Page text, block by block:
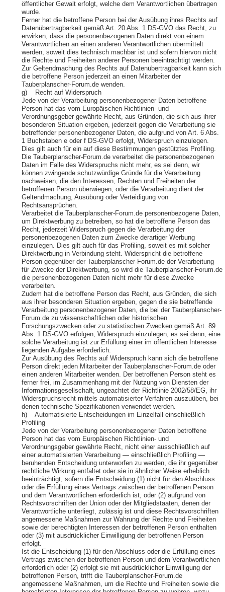
öffentlicher Gewalt erfolgt, welche dem Verantwortlichen übertragen
wurde.
Ferner hat die betroffene Person bei der Ausübung ihres Rechts auf
Datenübertragbarkeit gemäß Art. 20 Abs. 1 DS-GVO das Recht, zu
erwirken, dass die personenbezogenen Daten direkt von einem
Verantwortlichen an einen anderen Verantwortlichen übermittelt
werden, soweit dies technisch machbar ist und sofern hiervon nicht
die Rechte und Freiheiten anderer Personen beeinträchtigt werden.
Zur Geltendmachung des Rechts auf Datenübertragbarkeit kann sich
die betroffene Person jederzeit an einen Mitarbeiter der
Tauberplanscher-Forum.de wenden.
g) Recht auf Widerspruch
Jede von der Verarbeitung personenbezogener Daten betroffene
Person hat das vom Europäischen Richtlinien- und
Verordnungsgeber gewährte Recht, aus Gründen, die sich aus ihrer
besonderen Situation ergeben, jederzeit gegen die Verarbeitung sie
betreffender personenbezogener Daten, die aufgrund von Art. 6 Abs.
1 Buchstaben e oder f DS-GVO erfolgt, Widerspruch einzulegen.
Dies gilt auch für ein auf diese Bestimmungen gestütztes Profiling.
Die Tauberplanscher-Forum.de verarbeitet die personenbezogenen
Daten im Falle des Widerspruchs nicht mehr, es sei denn, wir
können zwingende schutzwürdige Gründe für die Verarbeitung
nachweisen, die den Interessen, Rechten und Freiheiten der
betroffenen Person überwiegen, oder die Verarbeitung dient der
Geltendmachung, Ausübung oder Verteidigung von
Rechtsansprüchen.
Verarbeitet die Tauberplanscher-Forum.de personenbezogene Daten,
um Direktwerbung zu betreiben, so hat die betroffene Person das
Recht, jederzeit Widerspruch gegen die Verarbeitung der
personenbezogenen Daten zum Zwecke derartiger Werbung
einzulegen. Dies gilt auch für das Profiling, soweit es mit solcher
Direktwerbung in Verbindung steht. Widerspricht die betroffene
Person gegenüber der Tauberplanscher-Forum.de der Verarbeitung
für Zwecke der Direktwerbung, so wird die Tauberplanscher-Forum.de
die personenbezogenen Daten nicht mehr für diese Zwecke
verarbeiten.
Zudem hat die betroffene Person das Recht, aus Gründen, die sich
aus ihrer besonderen Situation ergeben, gegen die sie betreffende
Verarbeitung personenbezogener Daten, die bei der Tauberplanscher-
Forum.de zu wissenschaftlichen oder historischen
Forschungszwecken oder zu statistischen Zwecken gemäß Art. 89
Abs. 1 DS-GVO erfolgen, Widerspruch einzulegen, es sei denn, eine
solche Verarbeitung ist zur Erfüllung einer im öffentlichen Interesse
liegenden Aufgabe erforderlich.
Zur Ausübung des Rechts auf Widerspruch kann sich die betroffene
Person direkt jeden Mitarbeiter der Tauberplanscher-Forum.de oder
einen anderen Mitarbeiter wenden. Der betroffenen Person steht es
ferner frei, im Zusammenhang mit der Nutzung von Diensten der
Informationsgesellschaft, ungeachtet der Richtlinie 2002/58/EG, ihr
Widerspruchsrecht mittels automatisierter Verfahren auszuüben, bei
denen technische Spezifikationen verwendet werden.
h) Automatisierte Entscheidungen im Einzelfall einschließlich
Profiling
Jede von der Verarbeitung personenbezogener Daten betroffene
Person hat das vom Europäischen Richtlinien- und
Verordnungsgeber gewährte Recht, nicht einer ausschließlich auf
einer automatisierten Verarbeitung — einschließlich Profiling —
beruhenden Entscheidung unterworfen zu werden, die ihr gegenüber
rechtliche Wirkung entfaltet oder sie in ähnlicher Weise erheblich
beeinträchtigt, sofern die Entscheidung (1) nicht für den Abschluss
oder die Erfüllung eines Vertrags zwischen der betroffenen Person
und dem Verantwortlichen erforderlich ist, oder (2) aufgrund von
Rechtsvorschriften der Union oder der Mitgliedstaaten, denen der
Verantwortliche unterliegt, zulässig ist und diese Rechtsvorschriften
angemessene Maßnahmen zur Wahrung der Rechte und Freiheiten
sowie der berechtigten Interessen der betroffenen Person enthalten
oder (3) mit ausdrücklicher Einwilligung der betroffenen Person
erfolgt.
Ist die Entscheidung (1) für den Abschluss oder die Erfüllung eines
Vertrags zwischen der betroffenen Person und dem Verantwortlichen
erforderlich oder (2) erfolgt sie mit ausdrücklicher Einwilligung der
betroffenen Person, trifft die Tauberplanscher-Forum.de
angemessene Maßnahmen, um die Rechte und Freiheiten sowie die